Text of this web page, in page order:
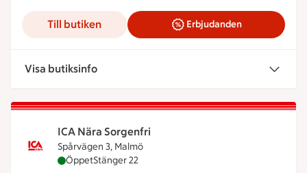
Till butiken Erbjudanden
Visa butiksinfo
ICA Nära Sorgenfri
Spårvägen 3, Malmö
ICA Nära Sorgenfri är öppen nu, stänger klockan
ÖppetStänger 22